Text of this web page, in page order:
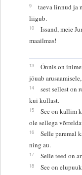
9
taeva linnud ja
liigub.
10
Issand, meie
maailmas!
13
Õnnis on
jõuab arusaamisele,
14
sest sellest on
kui kullast.
15
See on kallim
ole sellega
16
Selle paremal
ning au.
17 Selle teed on
18
See on